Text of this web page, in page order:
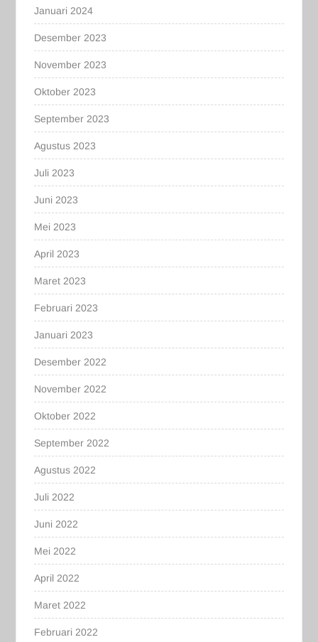
Januari 2024
Desember 2023
November 2023
Oktober 2023
September 2023
Agustus 2023
Juli 2023
Juni 2023
Mei 2023
April 2023
Maret 2023
Februari 2023
Januari 2023
Desember 2022
November 2022
Oktober 2022
September 2022
Agustus 2022
Juli 2022
Juni 2022
Mei 2022
April 2022
Maret 2022
Februari 2022